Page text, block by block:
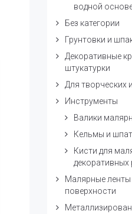
водной
Без категории
Грунтовки и
Декоративные
штукатурки
Для творческих
Инструменты
Валики
Кельмы и
Кисти для
декоративных
Малярные ленты
поверхности